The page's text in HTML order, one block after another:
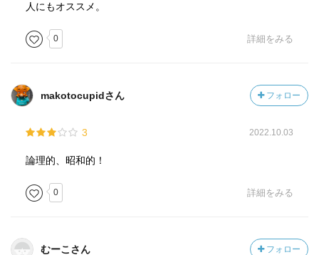
新宮妻を殺したところでやめてれば、は捕まりはしなかっ
たかも（繋がりないので）しれないが、もう２人はあえな
くなってしまう。
現場に血文字。
宅飲み。
部屋真っ暗返事ないので寝てると思い、電気をつけずに荷
人にもオススメ。
0 詳細をみる
makotocupidさん フォロー
3 2022.10.03
論理的、昭和的！
0 詳細をみる
むーこさん フォロー